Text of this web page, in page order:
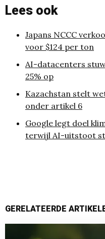
Lees ook
Japans NCCC
voor $124 per ton
AI-datacenters
25% op
Kazachstan stelt
onder artikel 6
Google legt doel
terwijl AI-uitstoot
GERELATEERDE